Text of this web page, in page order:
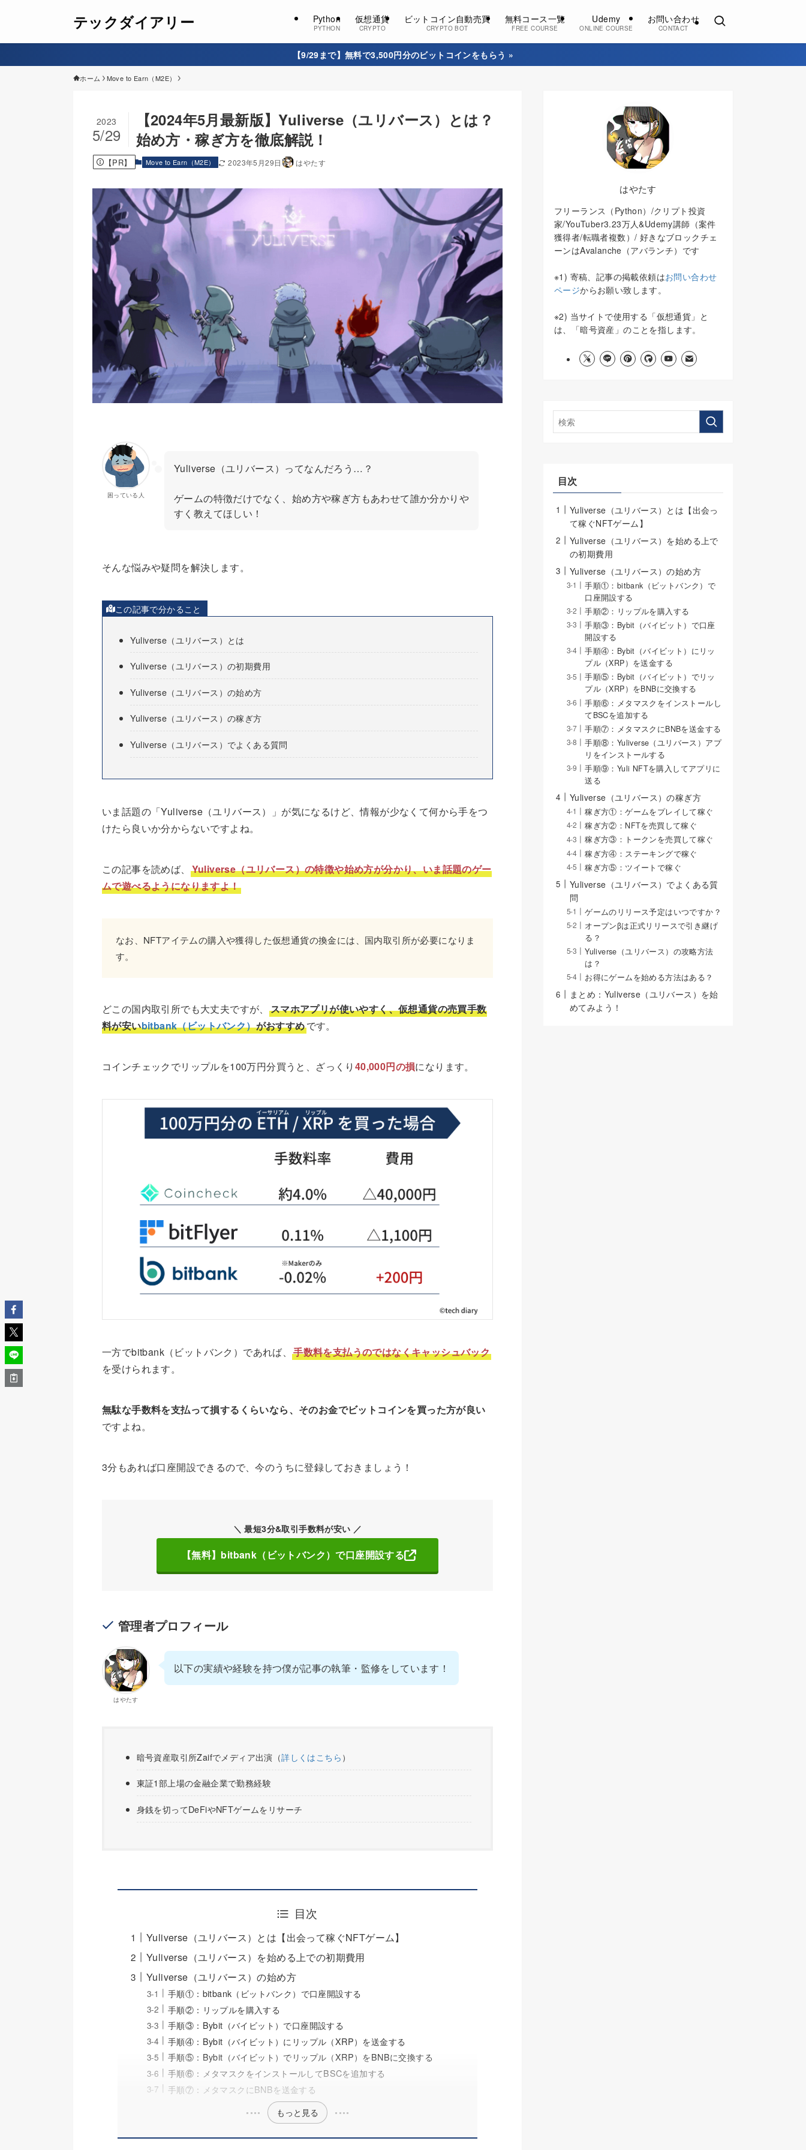
テックダイアリー Python
PYTHON
仮想通貨
CRYPTO
ビットコイン自動売買
CRYPTO BOT
無料コース一覧
FREE COURSE
Udemy
ONLINE COURSE
お問い合わせ
CONTACT
【9/29まで】無料で3,500円分のビットコインをもらう »
ホーム Move to Earn（M2E）
【2024年5月最新版】Yuliverse（ユリバース）とは？
始め方・稼ぎ方を徹底解説！
2023
5/29
【PR】 Move to Earn（M2E） 2023年5月29日 はやたす
困っている人
Yuliverse（ユリバース）ってなんだろう…？
ゲームの特徴だけでなく、始め方や稼ぎ方もあわせて誰か分かりや
すく教えてほしい！
そんな悩みや疑問を解決します。
この記事で分かること
Yuliverse（ユリバース）とは
Yuliverse（ユリバース）の初期費用
Yuliverse（ユリバース）の始め方
Yuliverse（ユリバース）の稼ぎ方
Yuliverse（ユリバース）でよくある質問
いま話題の「Yuliverse（ユリバース）」が気になるけど、情報が少なくて何から手をつ
けたら良いか分からないですよね。
この記事を読めば、 Yuliverse（ユリバース）の特徴や始め方が分かり、いま話題のゲー
ムで遊べるようになりますよ！
なお、NFTアイテムの購入や獲得した仮想通貨の換金には、国内取引所が必要になりま
す。
どこの国内取引所でも大丈夫ですが、 スマホアプリが使いやすく、仮想通貨の売買手数
料が安いbitbank（ビットバンク）がおすすめです。
コインチェックでリップルを100万円分買うと、ざっくり 40,000円の損になります。
一方でbitbank（ビットバンク）であれば、手数料を支払うのではなくキャッシュバック
を受けられます。
無駄な手数料を支払って損するくらいなら、そのお金でビットコインを買った方が良い
ですよね。
3分もあれば口座開設できるので、今のうちに登録しておきましょう！
＼ 最短3分&取引手数料が安い ／
【無料】bitbank（ビットバンク）で口座開設する
管理者プロフィール
はやたす
以下の実績や経験を持つ僕が記事の執筆・監修をしています！
暗号資産取引所Zaifでメディア出演（詳しくはこちら）
東証1部上場の金融企業で勤務経験
身銭を切ってDeFiやNFTゲームをリサーチ
目次
Yuliverse（ユリバース）とは【出会って稼ぐNFTゲーム】
Yuliverse（ユリバース）を始める上での初期費用
Yuliverse（ユリバース）の始め方
手順①：bitbank（ビットバンク）で口座開設する
手順②：リップルを購入する
手順③：Bybit（バイビット）で口座開設する
手順④：Bybit（バイビット）にリップル（XRP）を送金する
手順⑤：Bybit（バイビット）でリップル（XRP）をBNBに交換する
手順⑥：メタマスクをインストールしてBSCを追加する
手順⑦：メタマスクにBNBを送金する
もっと見る
はやたす
フリーランス（Python）/クリプト投資
家/YouTuber3.23万人&Udemy講師（案件
獲得者/転職者複数）/ 好きなブロックチェ
ーンはAvalanche（アバランチ）です
※1) 寄稿、記事の掲載依頼はお問い合わせ
ページからお願い致します。
※2) 当サイトで使用する「仮想通貨」と
は、「暗号資産」のことを指します。
目次
Yuliverse（ユリバース）とは【出会っ
て稼ぐNFTゲーム】
Yuliverse（ユリバース）を始める上で
の初期費用
Yuliverse（ユリバース）の始め方
手順①：bitbank（ビットバンク）で
口座開設する
手順②：リップルを購入する
手順③：Bybit（バイビット）で口座
開設する
手順④：Bybit（バイビット）にリッ
プル（XRP）を送金する
手順⑤：Bybit（バイビット）でリッ
プル（XRP）をBNBに交換する
手順⑥：メタマスクをインストールし
てBSCを追加する
手順⑦：メタマスクにBNBを送金する
手順⑧：Yuliverse（ユリバース）アプ
リをインストールする
手順⑨：Yuli NFTを購入してアプリに
送る
Yuliverse（ユリバース）の稼ぎ方
稼ぎ方①：ゲームをプレイして稼ぐ
稼ぎ方②：NFTを売買して稼ぐ
稼ぎ方③：トークンを売買して稼ぐ
稼ぎ方④：ステーキングで稼ぐ
稼ぎ方⑤：ツイートで稼ぐ
Yuliverse（ユリバース）でよくある質
問
ゲームのリリース予定はいつですか？
オープンβは正式リリースで引き継げ
る？
Yuliverse（ユリバース）の攻略方法
は？
お得にゲームを始める方法はある？
まとめ：Yuliverse（ユリバース）を始
めてみよう！